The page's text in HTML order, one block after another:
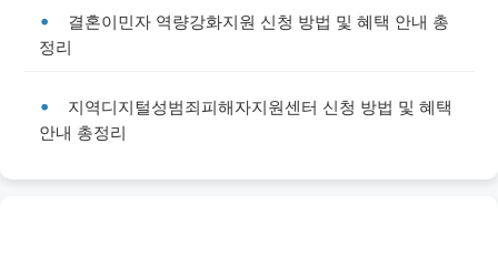
결혼이민자 역량강화지원 신청 방법 및 혜택 안내 총
정리
지역디지털성범죄피해자지원센터 신청 방법 및 혜택
안내 총정리